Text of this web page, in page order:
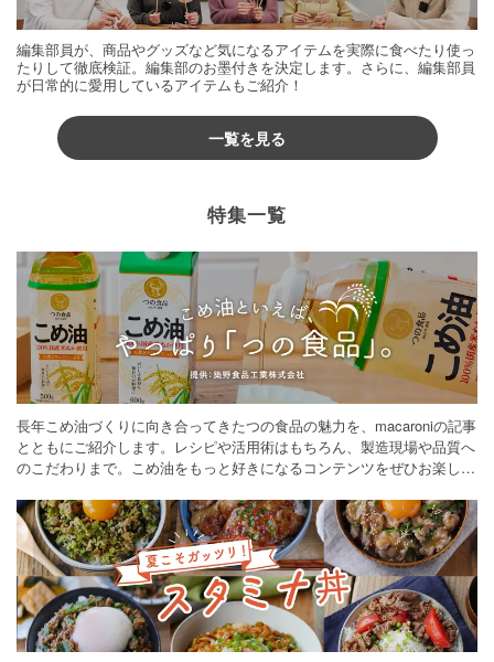
編集部員が、商品やグッズなど気になるアイテムを実際に食べたり使っ
たりして徹底検証。編集部のお墨付きを決定します。さらに、編集部員
が日常的に愛用しているアイテムもご紹介！
一覧を見る
特集一覧
長年こめ油づくりに向き合ってきたつの食品の魅力を、macaroniの記事
とともにご紹介します。レシピや活用術はもちろん、製造現場や品質へ
のこだわりまで。こめ油をもっと好きになるコンテンツをぜひお楽しみ